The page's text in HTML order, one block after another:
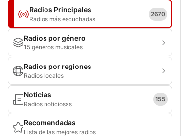
Radios Principales
Radios más escuchadas
2670
Radios por género
15 géneros musicales
Radios por regiones
Radios locales
Noticias
Radios noticiosas
155
Recomendadas
Lista de las mejores radios